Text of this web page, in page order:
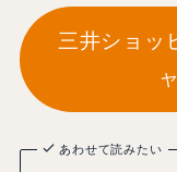
三井ショッ
あわせて読みたい